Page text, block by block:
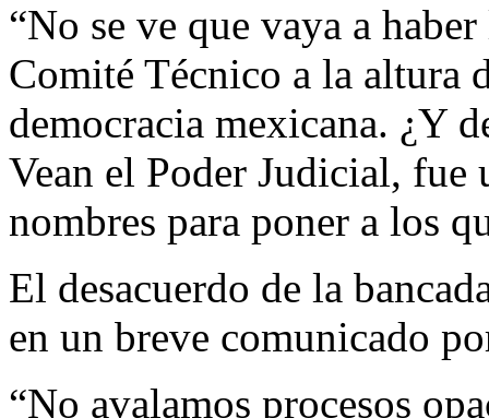
“No se ve que vaya a
Comité Técnico a la altura
democracia mexicana. ¿Y
Vean el Poder Judicial, fue
nombres para poner a los
El desacuerdo de la
en un breve comunicado
“No avalamos procesos